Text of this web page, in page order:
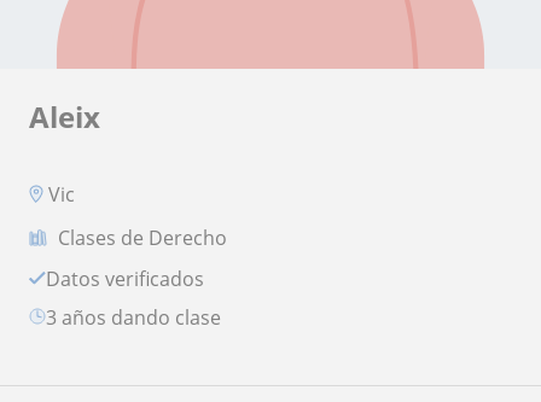
Aleix
Vic
Clases de Derecho
Datos verificados
3 años dando clase